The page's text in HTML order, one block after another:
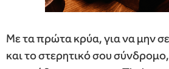
Με τα πρώτα κρύα, για να μην
και το στερητικό σου